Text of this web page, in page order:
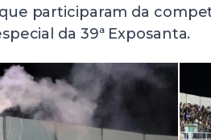
participaram da
da 39ª Exposanta.